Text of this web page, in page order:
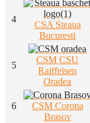
4
CSA Steaua
Bucuresti
5
CSM CSU
Raiffeisen
Oradea
6
CSM Corona
Brasov